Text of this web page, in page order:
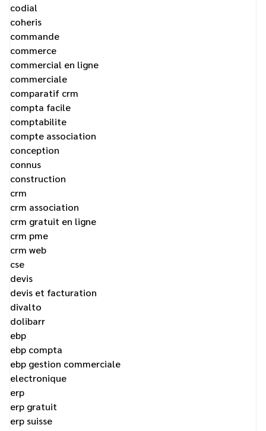
codial
coheris
commande
commerce
commercial en ligne
commerciale
comparatif crm
compta facile
comptabilite
compte association
conception
connus
construction
crm
crm association
crm gratuit en ligne
crm pme
crm web
cse
devis
devis et facturation
divalto
dolibarr
ebp
ebp compta
ebp gestion commerciale
electronique
erp
erp gratuit
erp suisse